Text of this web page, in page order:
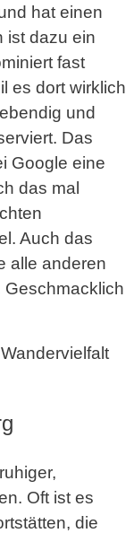
hat einen
ist dazu ein
fast
es dort wirklich
und
Das
Google eine
das mal
Auch das
alle anderen
Geschmacklich
Oft ist es
die